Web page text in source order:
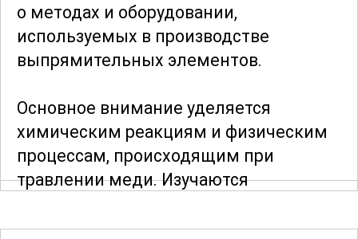
о методах и оборудовании,
используемых в производстве
выпрямительных элементов.
Основное внимание уделяется
химическим реакциям и физическим
процессам, происходящим при
травлении меди. Изучаются
их взаимодействие с различными